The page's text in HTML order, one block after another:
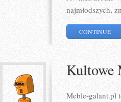
najmłodszych,
CONTINUE
Kultowe
Meble-galant.pl